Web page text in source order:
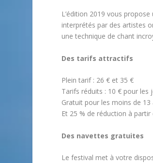
L’édition 2019 vous
interprétés par des artistes
une technique de chant
Des tarifs attractifs
Plein tarif : 26 € et 35 €
Tarifs réduits : 10 € pour les
Gratuit pour les moins de 13
Et 25 % de réduction à
Des navettes gratuites
Le festival met à votre